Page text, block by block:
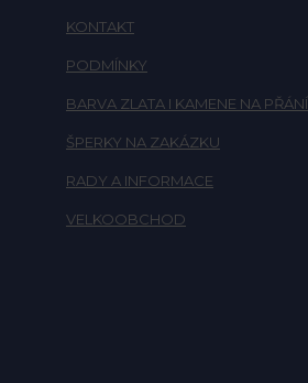
KONTAKT
PODMÍNKY
BARVA ZLATA I KAMENE NA PŘÁNÍ
ŠPERKY NA ZAKÁZKU
RADY A INFORMACE
VELKOOBCHOD